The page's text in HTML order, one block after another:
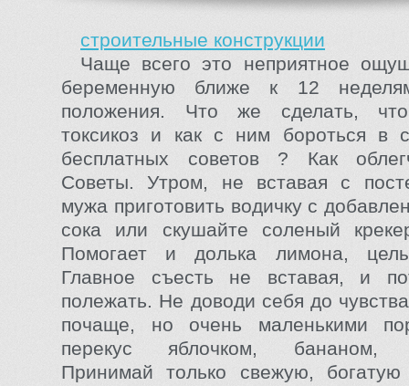
строительные конструкции
Чаще всего это неприятное
беременную ближе к 12
положения. Что же сделать,
токсикоз и как с ним бороться в
бесплатных советов ? Как
Советы. Утром, не вставая с
мужа приготовить водичку с
сока или скушайте соленый
Помогает и долька лимона,
Главное съесть не вставая, и
полежать. Не доводи себя до
почаще, но очень маленькими
перекус яблочком, бананом,
Принимай только свежую,